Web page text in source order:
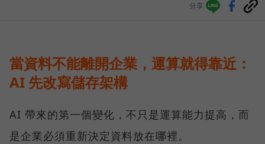
分享
當資料不能離開企業，運算就得靠近：
AI 先改寫儲存架構
AI 帶來的第一個變化，不只是運算能力提高，而
是企業必須重新決定資料放在哪裡。